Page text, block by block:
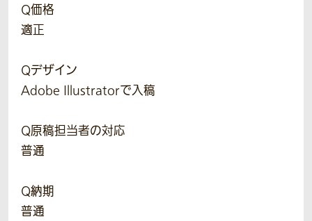
Q価格
適正
Qデザイン
Adobe Illustratorで入稿
Q原稿担当者の対応
普通
Q納期
普通